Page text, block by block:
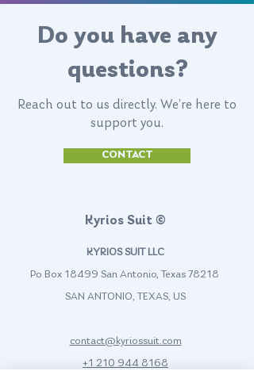
Do you have any
questions?
Reach out to us directly. We’re here to
support you.
CONTACT
Kyrios Suit ©
KYRIOS SUIT LLC
Po Box 18499 San Antonio, Texas 78218
SAN ANTONIO, TEXAS, US
contact@kyriossuit.com
+1 210 944 8168